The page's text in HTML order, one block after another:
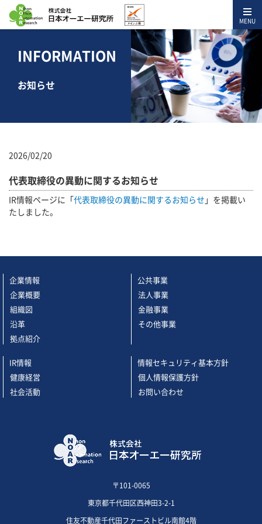
MENU
INFORMATION
お知らせ
2026/02/20
代表取締役の異動に関するお知らせ
IR情報ページに「代表取締役の異動に関するお知らせ 」を掲載い
たしました。
企業情報
企業概要
組織図
沿革
拠点紹介
公共事業
法人事業
金融事業
その他事業
IR情報
健康経営
社会活動
情報セキュリティ基本方針
個人情報保護方針
お問い合わせ
〒101-0065
東京都千代田区西神田3-2-1
住友不動産千代田ファーストビル南館4階